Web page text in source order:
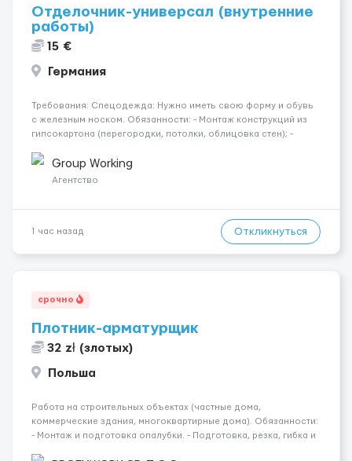
Отделочник-универсал (внутренние
работы)
15 €
Германия
Требования: Спецодежда: Нужно иметь свою форму и обувь
с железным носком. Обязанности: - Монтаж конструкций из
гипсокартона (перегородки, потолки, облицовка стен); -
малярных работ (шпатлевка, грунтовка, покраска); -
Штукатурные работы ...
Group Working
Агентство
1 час назад Откликнуться
срочно
Плотник-арматурщик
32 zł (злотых)
Польша
Работа на строительных объектах (частные дома,
коммерческие здания, многоквартирные дома). Обязанности:
- Монтаж и подготовка опалубки. - Подготовка, резка, гибка и